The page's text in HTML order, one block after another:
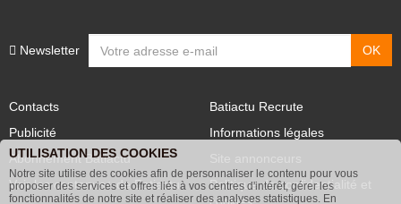
Publicité
Abonnement Batiactu
Voir les contenus+ de Batiactu
Site annonceurs
Politique de confidentialité et
UTILISATION DES COOKIES
Notre site utilise des cookies afin de personnaliser le contenu pour vous
proposer des services et offres liés à vos centres d'intérêt, gérer les
fonctionnalités de notre site et réaliser des analyses statistiques. En